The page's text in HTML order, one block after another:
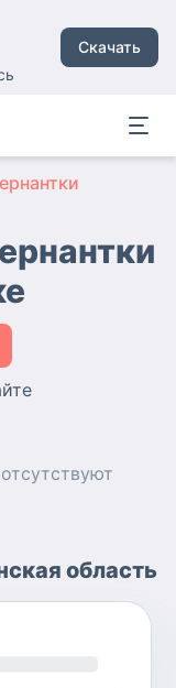
Скачать
отсутствуют
область